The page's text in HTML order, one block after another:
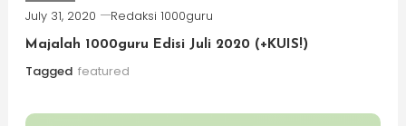
July 31, 2020 Redaksi 1000guru
Majalah 1000guru Edisi Juli 2020 (+KUIS!)
Tagged featured